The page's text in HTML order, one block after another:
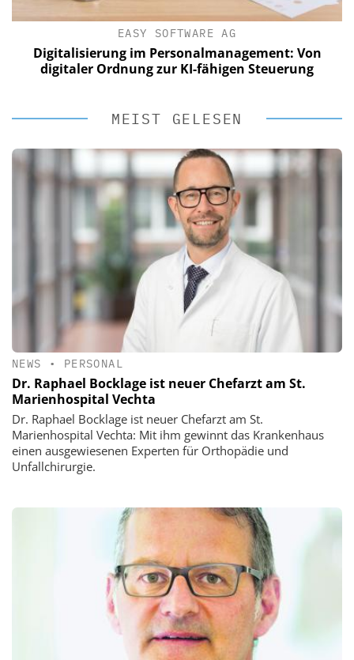
EASY SOFTWARE AG
Digitalisierung im Personalmanagement: Von
digitaler Ordnung zur KI-fähigen Steuerung
MEIST GELESEN
NEWS • PERSONAL
Dr. Raphael Bocklage ist neuer Chefarzt am St.
Marienhospital Vechta
Dr. Raphael Bocklage ist neuer Chefarzt am St.
Marienhospital Vechta: Mit ihm gewinnt das Krankenhaus
einen ausgewiesenen Experten für Orthopädie und
Unfallchirurgie.